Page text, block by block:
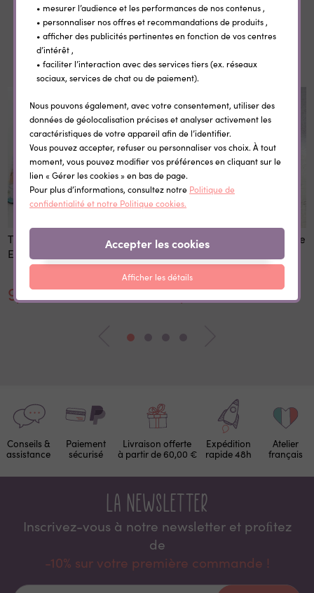
Tapis de souris personnalisé
Ecole
9,60 €
Trousse simili cuir Meilleure
maîtresse (du monde)
19,80 €
Conseils &
assistance
Paiement
sécurisé
Livraison offerte
à partir de 60,00 €
Expédition
rapide 48h
Atelier
français
La newsletter
Inscrivez-vous à notre newsletter et proﬁtez
de
-10% sur votre première commande !
• mesurer l’audience et les performances de nos contenus ,
• personnaliser nos offres et recommandations de produits ,
• afficher des publicités pertinentes en fonction de vos centres
d’intérêt ,
• faciliter l’interaction avec des services tiers (ex. réseaux
sociaux, services de chat ou de paiement).
Nous pouvons également, avec votre consentement, utiliser des
données de géolocalisation précises et analyser activement les
caractéristiques de votre appareil afin de l’identifier.
Vous pouvez accepter, refuser ou personnaliser vos choix. À tout
moment, vous pouvez modifier vos préférences en cliquant sur le
lien « Gérer les cookies » en bas de page.
Pour plus d’informations, consultez notre Politique de
confidentialité et notre Politique cookies.
Accepter les cookies
Afficher les détails